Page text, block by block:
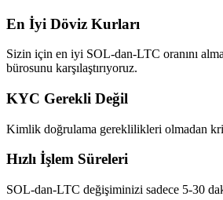
En İyi Döviz Kurları
Sizin için en iyi SOL-dan-LTC oranını
bürosunu karşılaştırıyoruz.
KYC Gerekli Değil
Kimlik doğrulama gereklilikleri olmadan
Hızlı İşlem Süreleri
SOL-dan-LTC değişiminizi sadece 5-30